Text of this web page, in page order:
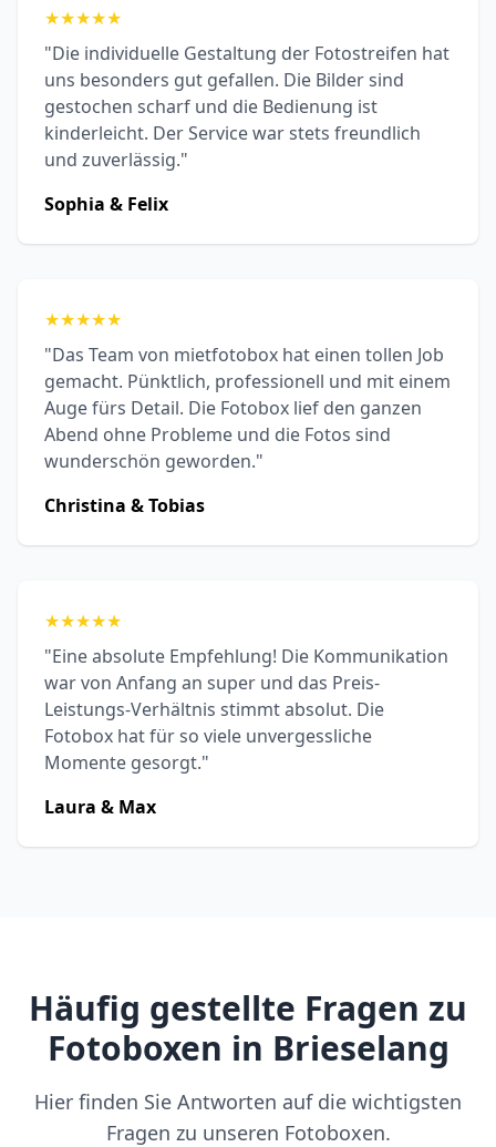
★★★★★
"Die individuelle Gestaltung der Fotostreifen hat
uns besonders gut gefallen. Die Bilder sind
gestochen scharf und die Bedienung ist
kinderleicht. Der Service war stets freundlich
und zuverlässig."
Sophia & Felix
★★★★★
"Das Team von mietfotobox hat einen tollen Job
gemacht. Pünktlich, professionell und mit einem
Auge fürs Detail. Die Fotobox lief den ganzen
Abend ohne Probleme und die Fotos sind
wunderschön geworden."
Christina & Tobias
★★★★★
"Eine absolute Empfehlung! Die Kommunikation
war von Anfang an super und das Preis-
Leistungs-Verhältnis stimmt absolut. Die
Fotobox hat für so viele unvergessliche
Momente gesorgt."
Laura & Max
Häufig gestellte Fragen zu
Fotoboxen in Brieselang
Hier finden Sie Antworten auf die wichtigsten
Fragen zu unseren Fotoboxen.